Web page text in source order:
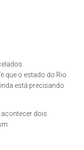
que o estado do Rio
está precisando
dois